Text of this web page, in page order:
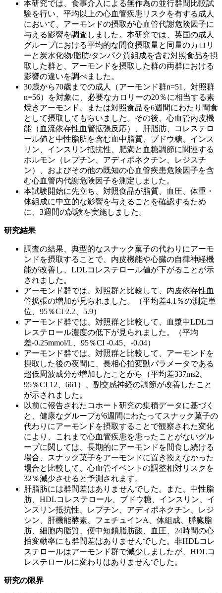
本研究では、食事介入による無作為の並行群間比較試
験を行い、平均以上の心血管疾患リスクを有する成人
において、アーモンドの摂取が心血管代謝危険因子に
与える影響を調査しました。本研究では、英国の成人
グループにおける平均的な間食摂取量と同量のカロリ
ーと炭水化物/脂肪/タンパク質組成を含む対照食品を摂
取した群と、アーモンドを摂取した群の両群における
影響の違いを調べました。
30歳から70歳までの成人（アーモンド群n=51、対照群
n=56）を対象に、必要なカロリーの20％に相当する素
焼きアーモンド、または対照食品を6週間にわたり間食
として摂取してもらいました。その後、心血管内皮機
能（血流依存性血管拡張反応）、肝脂肪、コレステロ
ール値と中性脂肪を含む血中脂質、ブドウ糖、インス
リン、インスリン抵抗性、肥満と血糖調節に関連する
ホルモン（レプチン、アディポネクチン、レジスチ
ン）、およびその他の既知の心血管疾患危険因子を含
む心血管内代謝危険因子を測定しました。
本試験開始に先立ち、対照食品が脂質、血圧、体重・
体組成に中立的な影響を与えることを確認するため
に、3週間の試験を実施しました。
研究結果
調査の結果、典型的なスナック菓子の代わりにアーモ
ンドを摂取することで、内皮機能や心臓の自律神経機
能が改善し、LDLコレステロール値が下がることが示
されました。
アーモンド群では、対照群と比較して、内皮依存性血
管拡張の増加が見られました。（平均差4.1％の測定単
位、95％CI 2.2、5.9）
アーモンド群では、対照群と比較して、血漿中LDLコ
レステロール濃度の低下が見られました。（平均
差-0.25mmol/L、95％CI -0.45、-0.04）
アーモンド群では、対照群と比較して、アーモンドを
摂取した後の夜間に、長相心拍変動パラメータである
超低周波成分が増加したことから（平均差337ms2、
95％CI 12、661）、副交感神経の調節が改善したこと
が示されました。
以前に報告されたコホート研究の集積データに基づく
と、健康なグループが6週間にわたってスナック菓子の
代わりにアーモンドを摂取することで観察された変化
により、これまで心血管疾患を患ったことがないグル
ープに関しては、長期的にアーモンドを間食し続ける
場合、スナック菓子をアーモンドに置き換えなかった
場合と比較して、心血管イベントの調整相対リスクを
32％減少させると予測されます。
肝脂肪には群間差はありませんでした。また、中性脂
肪、HDLコレステロール、ブドウ糖、インスリン、イ
ンスリン抵抗性、レプチン、アディポネクチン、レジ
シン、肝機能酵素、フェチュインA、体組成、膵臓脂
肪、細胞内脂質、便中短鎖脂肪酸、血圧、24時間の心
拍変動率にも群間差はありませんでした。非HDLコレ
ステロールはアーモンド群で減少しましたが、HDLコ
レステロールに変わりはありませんでした。
研究の限界